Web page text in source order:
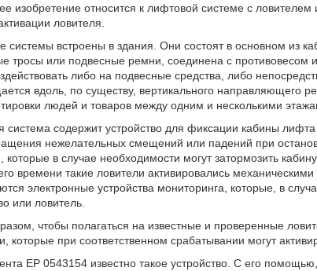
изобретение относится к лифтовой системе с
ловителя.
системы встроены в здания. Они состоят в основном из
тросы или подвесные ремни, соединена с противовесом
либо на подвесные средства, либо
вдоль, по существу, вертикального направляющего
людей и товаров между одним и несколькими
система содержит устройство для фиксации кабины
нежелательных смещений или падений при
которые в случае необходимости могут затормозить
времени такие ловители активировались
электронные устройства мониторинга, которые, в
или ловитель.
чтобы полагаться на известные и проверенные
которые при соответственном срабатывании могут
EP 0543154 известно такое устройство. С его